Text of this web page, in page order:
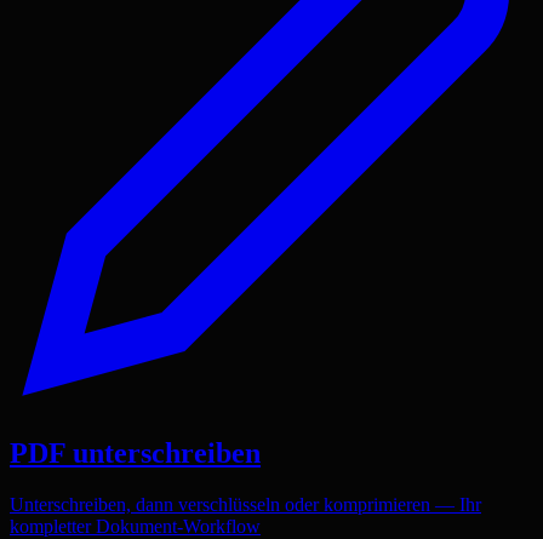
PDF unterschreiben
Unterschreiben, dann verschlüsseln oder komprimieren — Ihr
kompletter Dokument-Workflow